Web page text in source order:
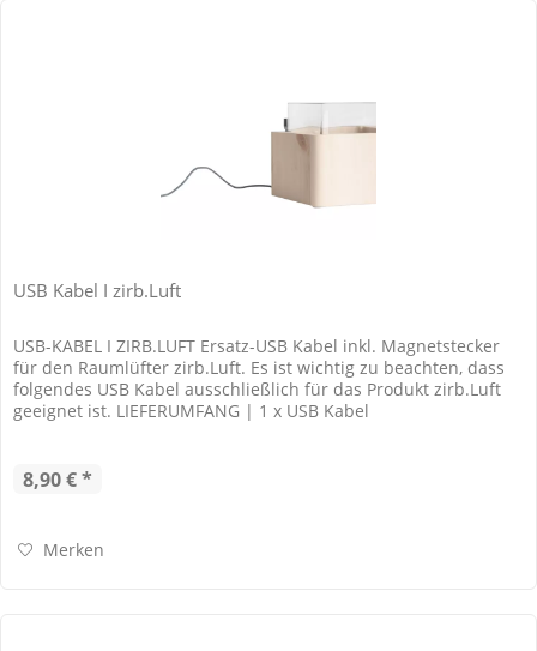
USB Kabel I zirb.Luft
USB-KABEL I ZIRB.LUFT Ersatz-USB Kabel inkl. Magnetstecker
für den Raumlüfter zirb.Luft. Es ist wichtig zu beachten, dass
folgendes USB Kabel ausschließlich für das Produkt zirb.Luft
geeignet ist. LIEFERUMFANG | 1 x USB Kabel
8,90 € *
Merken